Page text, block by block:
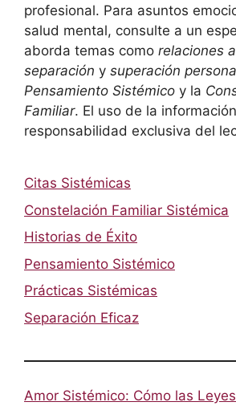
profesional. Para asuntos
salud mental, consulte a un
aborda temas como relaciones
separación y superación
Pensamiento Sistémico y la
Familiar. El uso de la
responsabilidad exclusiva del
Citas Sistémicas
Constelación Familiar Sistémica
Historias de Éxito
Pensamiento Sistémico
Prácticas Sistémicas
Separación Eficaz
Amor Sistémico: Cómo las